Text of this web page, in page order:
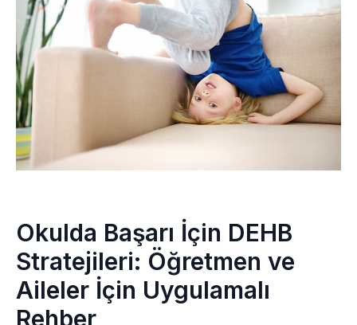
Okulda Başarı İçin DEHB
Stratejileri: Öğretmen ve
Aileler İçin Uygulamalı
Rehber